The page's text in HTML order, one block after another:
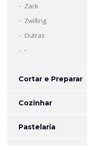
Zack
Zwilling
Outras
-
Cortar e Preparar
Cozinhar
Pastelaria